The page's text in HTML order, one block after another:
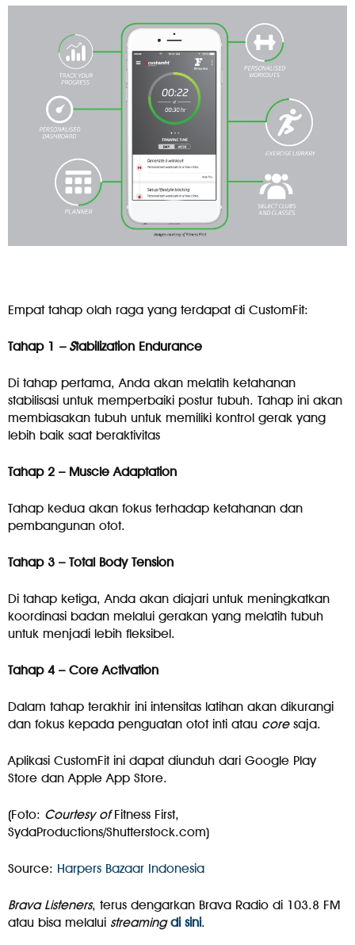
Empat tahap olah raga yang terdapat di CustomFit:
Tahap 1 – Stabilization Endurance
Di tahap pertama, Anda akan melatih ketahanan
stabilisasi untuk memperbaiki postur tubuh. Tahap ini akan
membiasakan tubuh untuk memiliki kontrol gerak yang
lebih baik saat beraktivitas
Tahap 2 – Muscle Adaptation
Tahap kedua akan fokus terhadap ketahanan dan
pembangunan otot.
Tahap 3 – Total Body Tension
Di tahap ketiga, Anda akan diajari untuk meningkatkan
koordinasi badan melalui gerakan yang melatih tubuh
untuk menjadi lebih fleksibel.
Tahap 4 – Core Activation
Dalam tahap terakhir ini intensitas latihan akan dikurangi
dan fokus kepada penguatan otot inti atau coresaja.
Aplikasi CustomFit ini dapat diunduh dari Google Play
Store dan Apple App Store.
(Foto: Courtesy ofFitness First,
SydaProductions/Shutterstock.com)
Source: Harpers Bazaar Indonesia
Brava Listeners, terus dengarkan Brava Radio di 103.8 FM
atau bisa melalui streaming di sini.